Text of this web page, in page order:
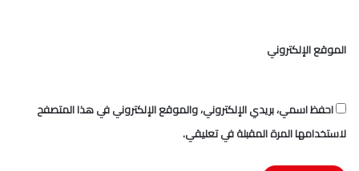
الموقع الإلكتروني
احفظ اسمي، بريدي الإلكتروني، والموقع الإلكتروني في هذا المتصفح
لاستخدامها المرة المقبلة في تعليقي.